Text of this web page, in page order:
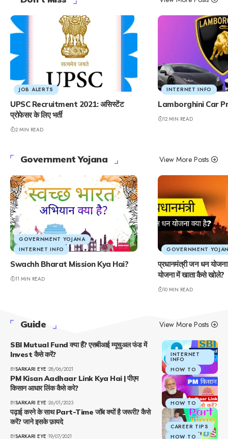
JOB ALERTS
UPSC Recruitment 2021: असिस्टेंट
प्रोफेसर के लिए भर्ती
2 MIN READ
INTERNET INFO
Lamborghini Car
12 MIN READ
Government Yojana View More Posts
GOVERNMENT YOJANA
INTERNET INFO
Swachh Bharat Mission Kya Hai?
11 MIN READ
GOVERNMENT
प्रधानमंत्री जन धन
योजना में खाता कैसे खोले?
10 MIN READ
Guide View More Posts
INTERNET
INFO
HOW TO
SBI Mutual Fund क्या हैं? एसबीआई म्यूचुअल फंड में
Invest कैसे करें?
BYSARKARI EYE 28/06/2021
HOW TO
PM Kisan Aadhaar Link Kya Hai | पीएम
किसान आधार लिंक कैसे करे?
BYSARKARI EYE 26/01/2023
CAREER TIPS
HOW TO
पढ़ाई करने के साथ Part-Time जॉब क्यों है जरूरी? कैसे
करें? जाने इसके फ़ायदे
BYSARKARI EYE 19/07/2021